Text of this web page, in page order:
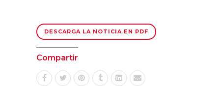
DESCARGA LA NOTICIA EN PDF
Compartir